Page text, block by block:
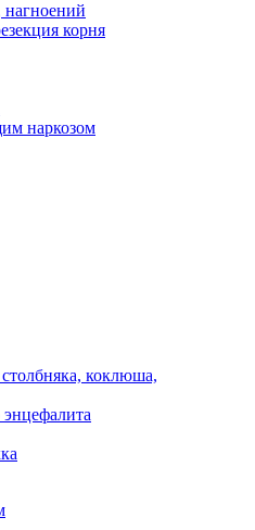
корня
наркозом
коклюша,